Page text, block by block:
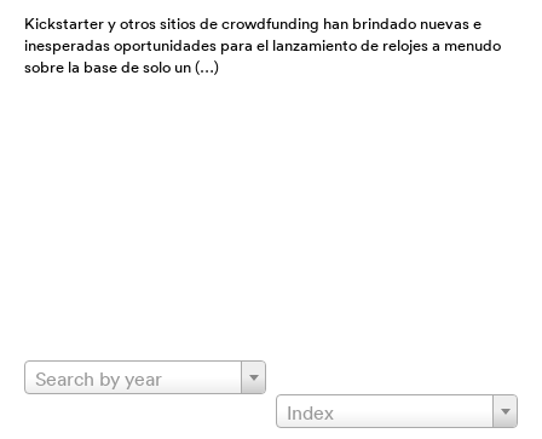
Kickstarter y otros sitios de crowdfunding han brindado nuevas e
inesperadas oportunidades para el lanzamiento de relojes a menudo
sobre la base de solo un (…)
Search by year
Index